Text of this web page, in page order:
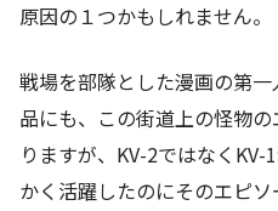
原因の１つかもしれません。
戦場を部隊とした漫画の第
品にも、この街道上の怪物
りますが、KV-2ではなくKV-
かく活躍したのにそのエピ